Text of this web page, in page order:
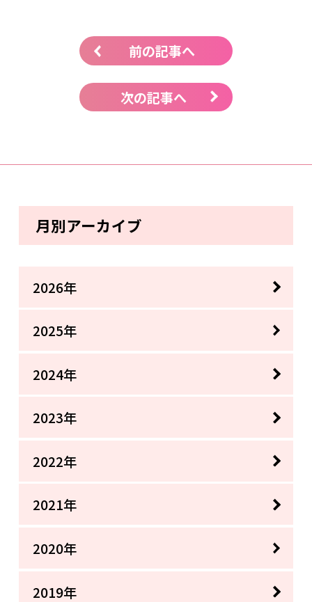
前の記事へ
次の記事へ
月別アーカイブ
2026年
2025年
2024年
2023年
2022年
2021年
2020年
2019年